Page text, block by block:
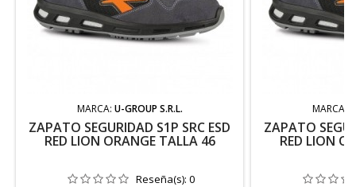
MARCA: U-GROUP S.R.L.
ZAPATO SEGURIDAD S1P SRC ESD
RED LION ORANGE TALLA 46
Reseña(s): 0
MARCA:
ZAPATO
RED LION